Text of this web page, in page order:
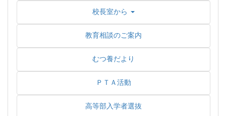
校長室から
教育相談のご案内
むつ養だより
ＰＴＡ活動
高等部入学者選抜